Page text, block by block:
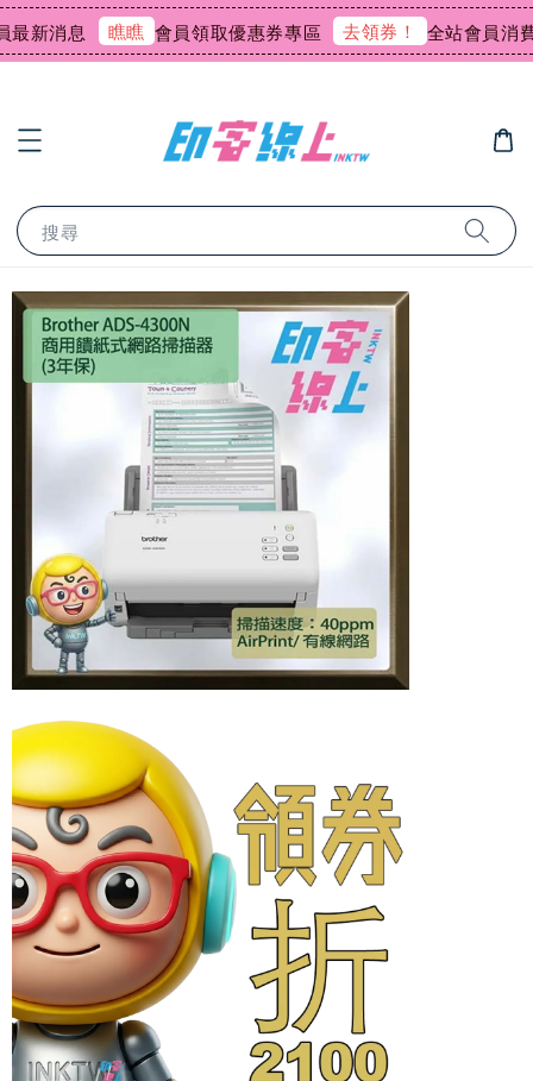
消息 瞧瞧 會員領取優惠券專區 去領券！ 全站會員消費回
搜尋